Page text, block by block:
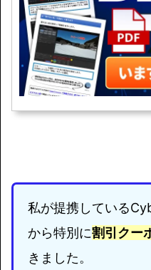
私が提携している
から特別に割引クー
きました。